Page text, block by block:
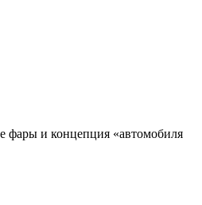
фары и концепция «автомобиля